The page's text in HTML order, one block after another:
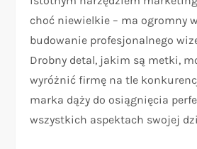
choć niewielkie – ma ogromny
budowanie profesjonalnego
Drobny detal, jakim są metki,
wyróżnić firmę na tle
marka dąży do osiągnięcia
wszystkich aspektach swojej